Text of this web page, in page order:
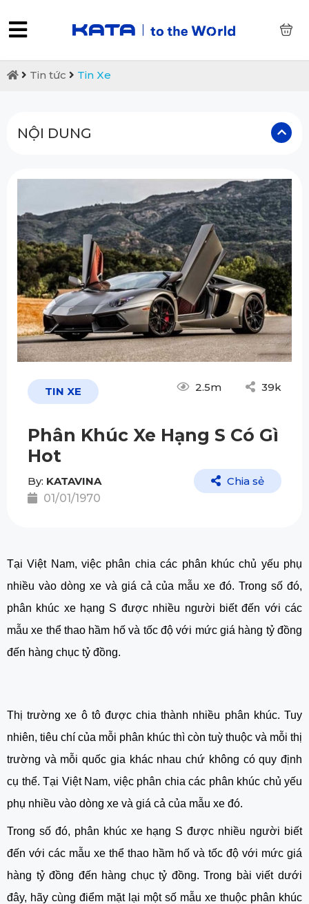
Tin tức Tin Xe
NỘI DUNG
TIN XE 2.5m 39k
Phân Khúc Xe Hạng S Có Gì
Hot
By: KATAVINA
01/01/1970
Chia sẻ
Tại Việt Nam, việc phân chia các phân khúc chủ yếu phụ
nhiều vào dòng xe và giá cả của mẫu xe đó.Trong số đó,
phân khúc xe hạng S được nhiều người biết đến với các
mẫu xe thể thao hầm hố và tốc độ với mức giá hàng tỷ đồng
đến hàng chục tỷ đồng.
Thị trường xe ô tô được chia thành nhiều phân khúc. Tuy
nhiên, tiêu chí của mỗi phân khúc thì còn tuỳ thuộc và mỗi thị
trường và mỗi quốc gia khác nhau chứ không có quy định
cụ thể. Tại Việt Nam, việc phân chia các phân khúc chủ yếu
phụ nhiều vào dòng xe và giá cả của mẫu xe đó.
Trong số đó, phân khúc xe hạng S được nhiều người biết
đến với các mẫu xe thể thao hầm hố và tốc độ với mức giá
hàng tỷ đồng đến hàng chục tỷ đồng. Trong bài viết dưới
đây, hãy cùng điểm mặt lại một số mẫu xe thuộc phân khúc